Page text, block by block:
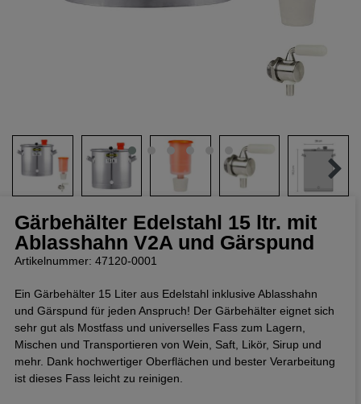
Gärbehälter Edelstahl 15 ltr. mit
Ablasshahn V2A und Gärspund
Artikelnummer: 47120-0001
Ein Gärbehälter 15 Liter aus Edelstahl inklusive Ablasshahn
und Gärspund für jeden Anspruch! Der Gärbehälter eignet sich
sehr gut als Mostfass und universelles Fass zum Lagern,
Mischen und Transportieren von Wein, Saft, Likör, Sirup und
mehr. Dank hochwertiger Oberflächen und bester Verarbeitung
ist dieses Fass leicht zu reinigen.